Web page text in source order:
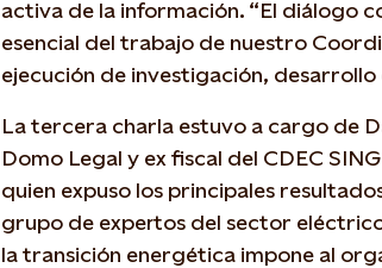
activa de la información. “El diálogo
esencial del trabajo de nuestro
ejecución de investigación, desarrollo
La tercera charla estuvo a cargo de
Domo Legal y ex fiscal del CDEC
quien expuso los principales
grupo de expertos del sector
la transición energética impone al